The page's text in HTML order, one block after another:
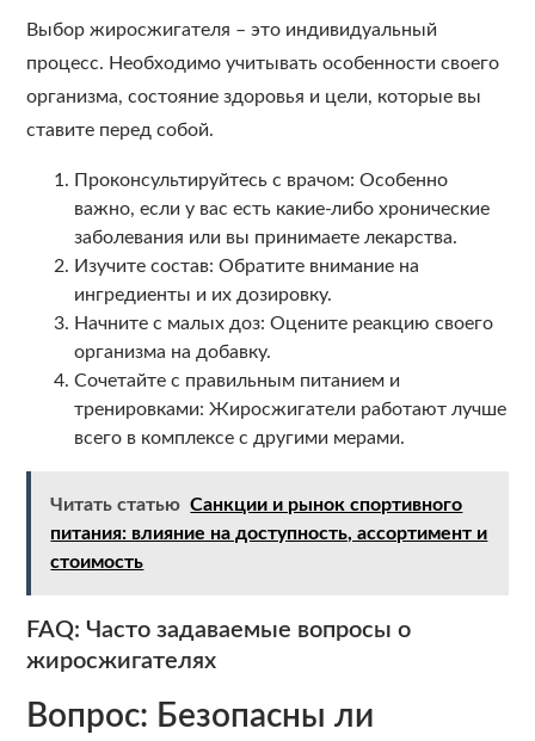
Выбор жиросжигателя – это индивидуальный
процесс. Необходимо учитывать особенности своего
организма, состояние здоровья и цели, которые вы
ставите перед собой.
Проконсультируйтесь с врачом: Особенно
важно, если у вас есть какие-либо хронические
заболевания или вы принимаете лекарства.
Изучите состав: Обратите внимание на
ингредиенты и их дозировку.
Начните с малых доз: Оцените реакцию своего
организма на добавку.
Сочетайте с правильным питанием и
тренировками: Жиросжигатели работают лучше
всего в комплексе с другими мерами.
Читать статью Санкции и рынок спортивного
питания: влияние на доступность, ассортимент и
стоимость
FAQ: Часто задаваемые вопросы о
жиросжигателях
Вопрос: Безопасны ли